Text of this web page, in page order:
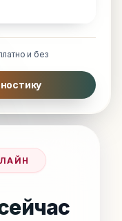
и без